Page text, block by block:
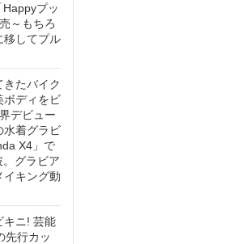
Happyプッ
～もちろ
移してプル
きたバイク
ボディをビ
デビュー
水着グラビ
X4」で
グラビア
イキング動
キニ! 芸能
先行カッ